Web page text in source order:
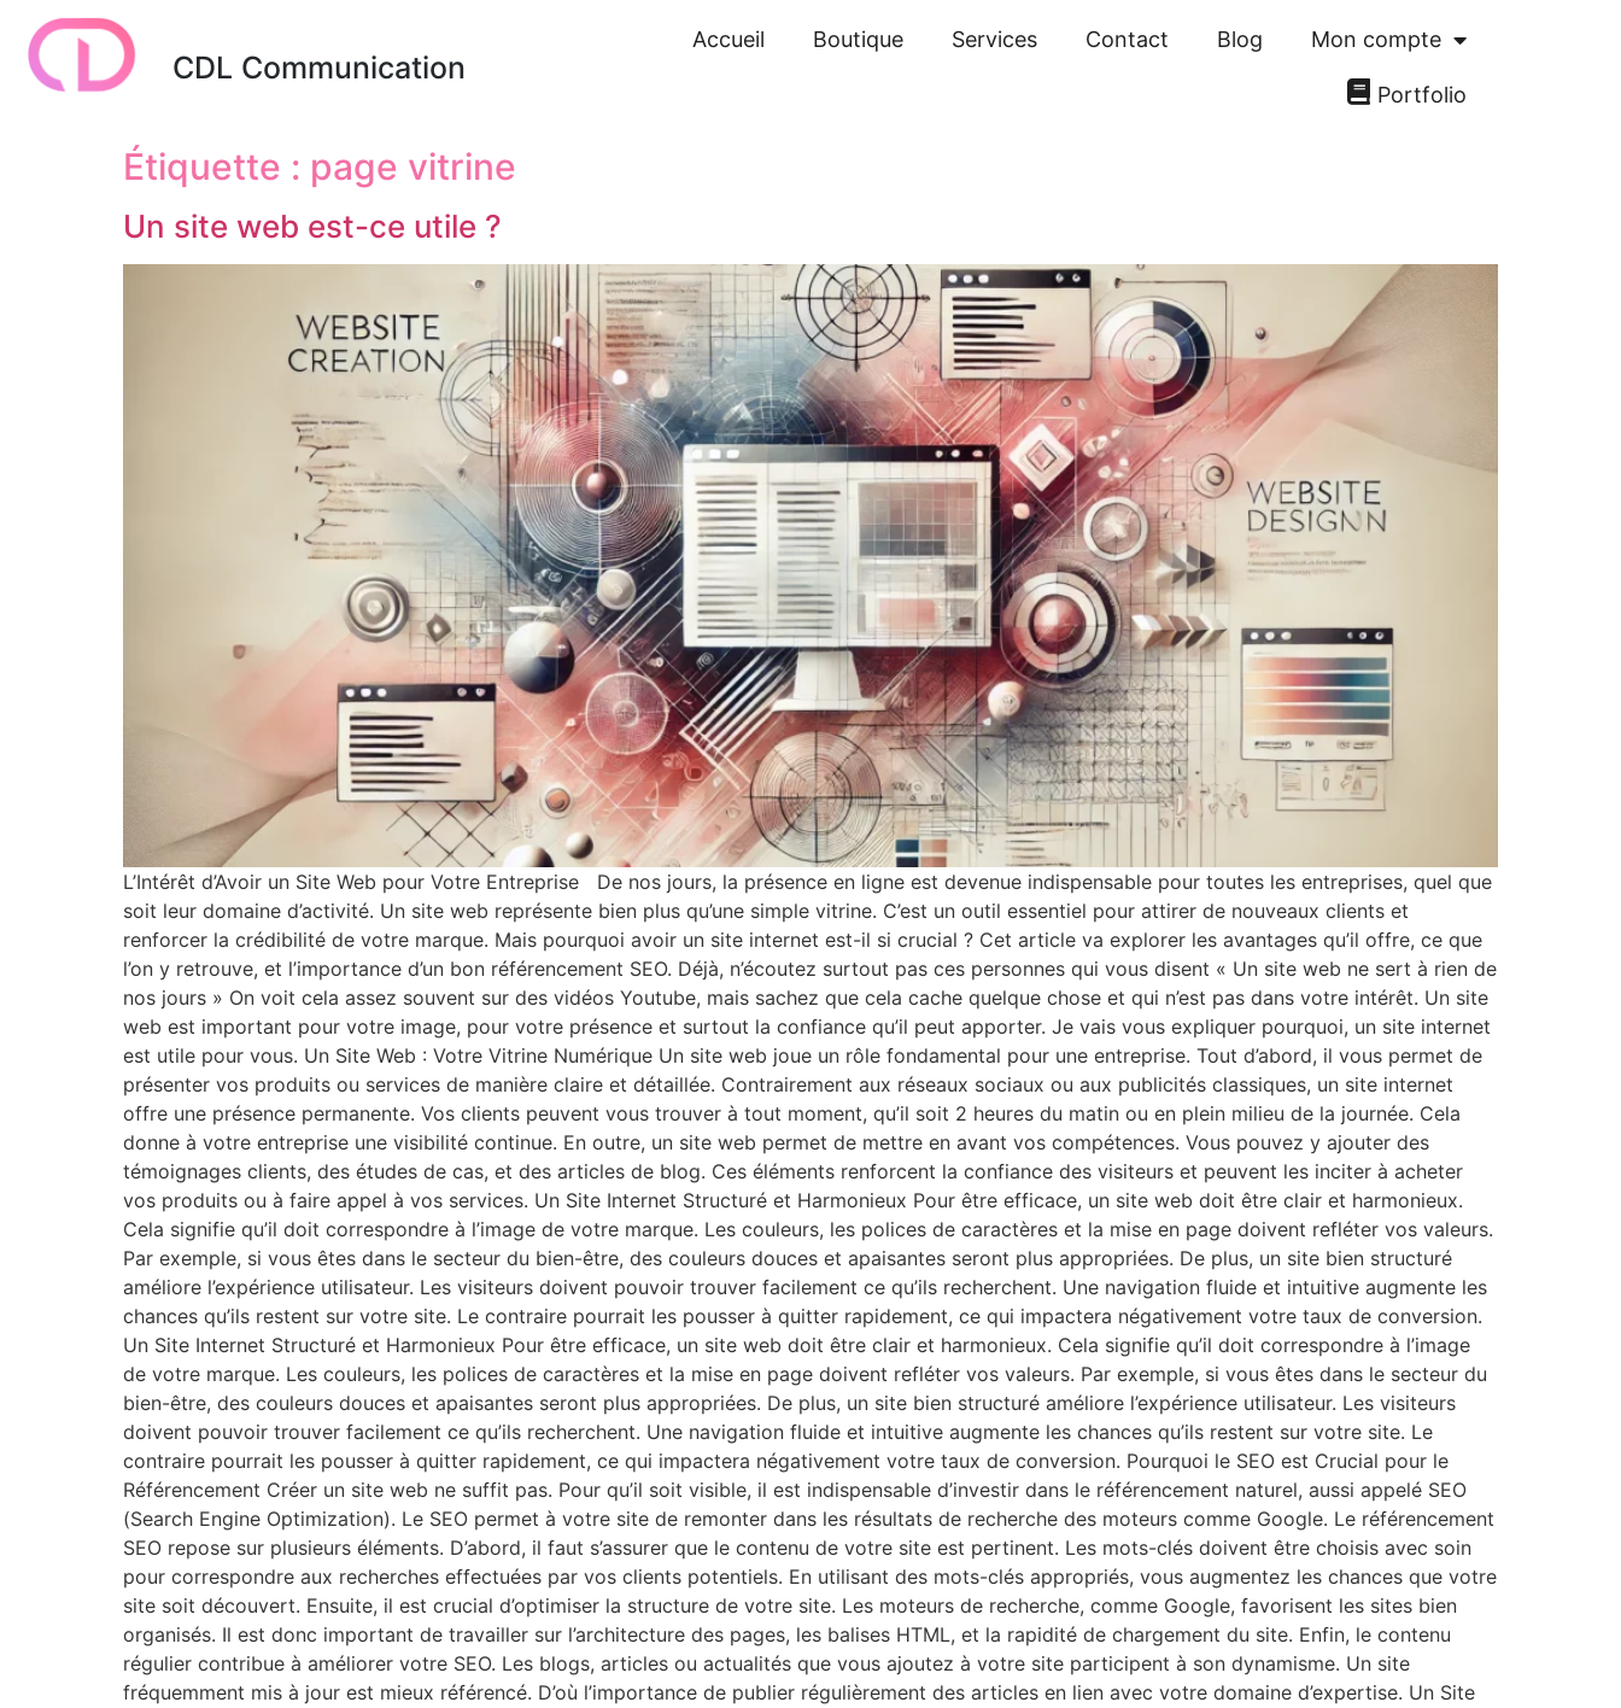
CDL Communication
Accueil Boutique Services Contact Blog Mon compte
Portfolio
Étiquette : page vitrine
Un site web est-ce utile ?
L’Intérêt d’Avoir un Site Web pour Votre Entreprise De nos jours, la présence en ligne est devenue indispensable pour toutes les entreprises, quel que
soit leur domaine d’activité. Un site web représente bien plus qu’une simple vitrine. C’est un outil essentiel pour attirer de nouveaux clients et
renforcer la crédibilité de votre marque. Mais pourquoi avoir un site internet est-il si crucial ? Cet article va explorer les avantages qu’il offre, ce que
l’on y retrouve, et l’importance d’un bon référencement SEO. Déjà, n’écoutez surtout pas ces personnes qui vous disent « Un site web ne sert à rien de
nos jours » On voit cela assez souvent sur des vidéos Youtube, mais sachez que cela cache quelque chose et qui n’est pas dans votre intérêt. Un site
web est important pour votre image, pour votre présence et surtout la confiance qu’il peut apporter. Je vais vous expliquer pourquoi, un site internet
est utile pour vous. Un Site Web : Votre Vitrine Numérique Un site web joue un rôle fondamental pour une entreprise. Tout d’abord, il vous permet de
présenter vos produits ou services de manière claire et détaillée. Contrairement aux réseaux sociaux ou aux publicités classiques, un site internet
offre une présence permanente. Vos clients peuvent vous trouver à tout moment, qu’il soit 2 heures du matin ou en plein milieu de la journée. Cela
donne à votre entreprise une visibilité continue. En outre, un site web permet de mettre en avant vos compétences. Vous pouvez y ajouter des
témoignages clients, des études de cas, et des articles de blog. Ces éléments renforcent la confiance des visiteurs et peuvent les inciter à acheter
vos produits ou à faire appel à vos services. Un Site Internet Structuré et Harmonieux Pour être efficace, un site web doit être clair et harmonieux.
Cela signifie qu’il doit correspondre à l’image de votre marque. Les couleurs, les polices de caractères et la mise en page doivent refléter vos valeurs.
Par exemple, si vous êtes dans le secteur du bien-être, des couleurs douces et apaisantes seront plus appropriées. De plus, un site bien structuré
améliore l’expérience utilisateur. Les visiteurs doivent pouvoir trouver facilement ce qu’ils recherchent. Une navigation fluide et intuitive augmente les
chances qu’ils restent sur votre site. Le contraire pourrait les pousser à quitter rapidement, ce qui impactera négativement votre taux de conversion.
Un Site Internet Structuré et Harmonieux Pour être efficace, un site web doit être clair et harmonieux. Cela signifie qu’il doit correspondre à l’image
de votre marque. Les couleurs, les polices de caractères et la mise en page doivent refléter vos valeurs. Par exemple, si vous êtes dans le secteur du
bien-être, des couleurs douces et apaisantes seront plus appropriées. De plus, un site bien structuré améliore l’expérience utilisateur. Les visiteurs
doivent pouvoir trouver facilement ce qu’ils recherchent. Une navigation fluide et intuitive augmente les chances qu’ils restent sur votre site. Le
contraire pourrait les pousser à quitter rapidement, ce qui impactera négativement votre taux de conversion. Pourquoi le SEO est Crucial pour le
Référencement Créer un site web ne suffit pas. Pour qu’il soit visible, il est indispensable d’investir dans le référencement naturel, aussi appelé SEO
(Search Engine Optimization). Le SEO permet à votre site de remonter dans les résultats de recherche des moteurs comme Google. Le référencement
SEO repose sur plusieurs éléments. D’abord, il faut s’assurer que le contenu de votre site est pertinent. Les mots-clés doivent être choisis avec soin
pour correspondre aux recherches effectuées par vos clients potentiels. En utilisant des mots-clés appropriés, vous augmentez les chances que votre
site soit découvert. Ensuite, il est crucial d’optimiser la structure de votre site. Les moteurs de recherche, comme Google, favorisent les sites bien
organisés. Il est donc important de travailler sur l’architecture des pages, les balises HTML, et la rapidité de chargement du site. Enfin, le contenu
régulier contribue à améliorer votre SEO. Les blogs, articles ou actualités que vous ajoutez à votre site participent à son dynamisme. Un site
fréquemment mis à jour est mieux référencé. D’où l’importance de publier régulièrement des articles en lien avec votre domaine d’expertise. Un Site